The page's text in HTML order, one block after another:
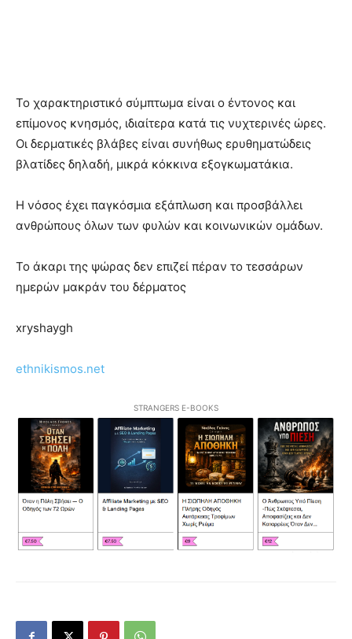
Το χαρακτηριστικό σύμπτωμα είναι ο έντονος και
επίμονος κνησμός, ιδιαίτερα κατά τις νυχτερινές ώρες.
Οι δερματικές βλάβες είναι συνήθως ερυθηματώδεις
βλατίδες δηλαδή, μικρά κόκκινα εξογκωματάκια.
Η νόσος έχει παγκόσμια εξάπλωση και προσβάλλει
ανθρώπους όλων των φυλών και κοινωνικών ομάδων.
Το άκαρι της ψώρας δεν επιζεί πέραν το τεσσάρων
ημερών μακράν του δέρματος
xryshaygh
ethnikismos.net
STRANGERS E-BOOKS